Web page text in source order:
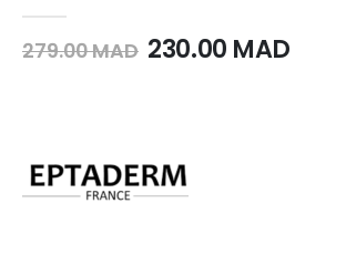
279.00MAD Le
MAD.
230.00 MADLe